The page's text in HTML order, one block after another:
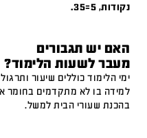
נקודות, 5=35.
האם יש תגבורים
מעבר לשעות הלימוד?
ימי הלימוד כוללים שיעור
למידה בו לא מתקדמים בחומר
בהכנת שעורי הבית למשל.